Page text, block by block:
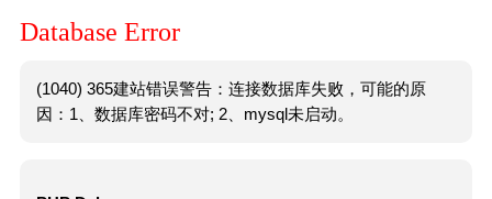
Database Error
(1040) 365建站错误警告：连接数据库失败，可能的原
因：1、数据库密码不对; 2、mysql未启动。